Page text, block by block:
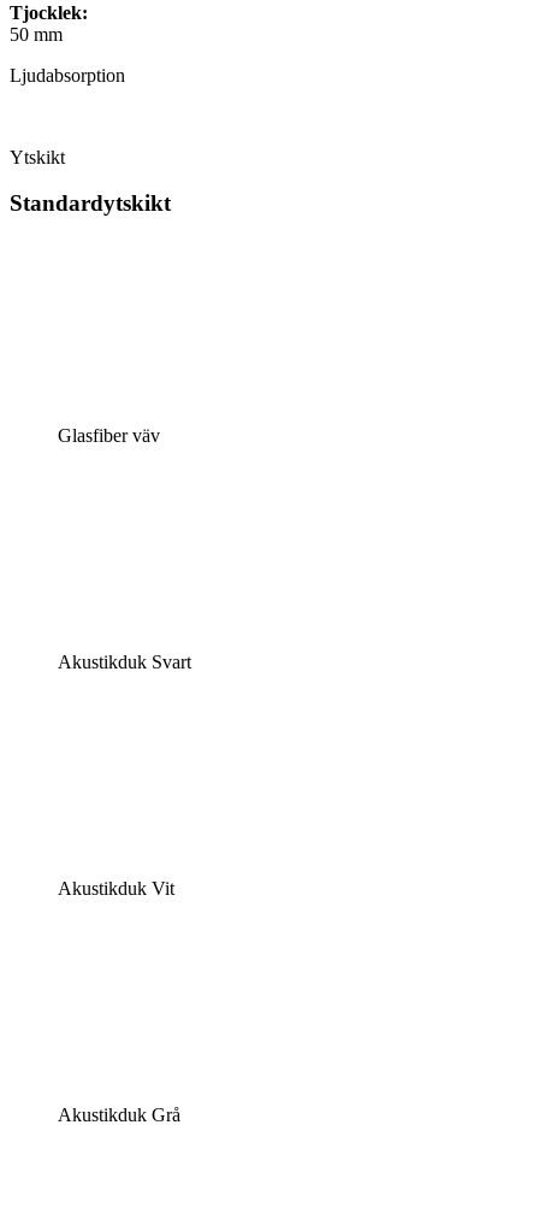
Tjocklek:
50 mm
Ljudabsorption
Ytskikt
Standardytskikt
Glasfiber väv
Akustikduk Svart
Akustikduk Vit
Akustikduk Grå